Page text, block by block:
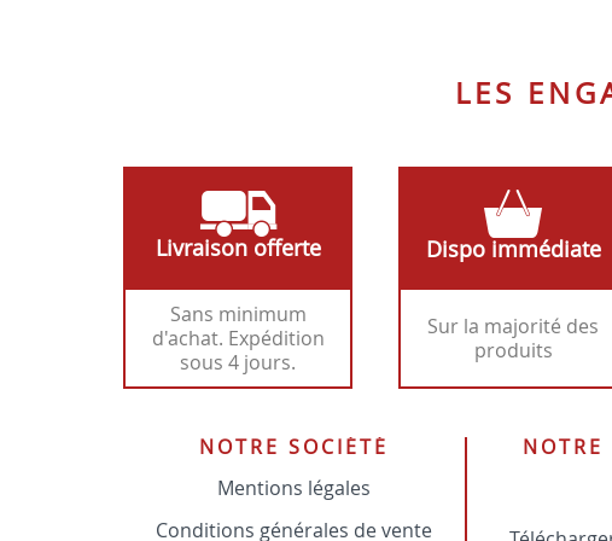
LES
Livraison offerte
Sans minimum
d'achat. Expédition
sous 4 jours.
Dispo immédiate
Sur la majorité des
produits
NOTRE SOCIÉTÉ
Mentions légales
Conditions générales de vente
NOTRE